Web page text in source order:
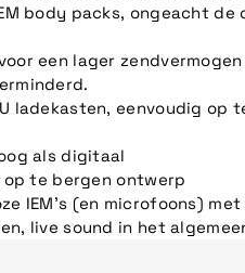
body packs, ongeacht de
een lager
ladekasten, eenvoudig op
als digitaal
te bergen ontwerp
IEM's (en microfoons)
live sound in het